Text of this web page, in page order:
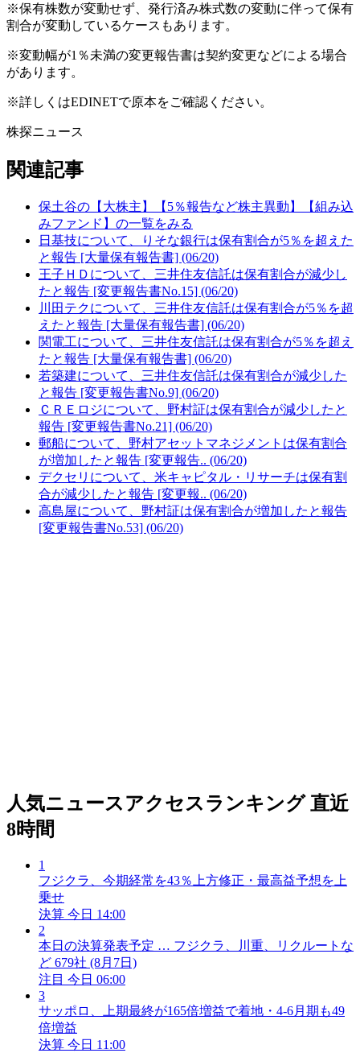
※保有株数が変動せず、発行済み株式数の変動に伴って保有
割合が変動しているケースもあります。
※変動幅が1％未満の変更報告書は契約変更などによる場合
があります。
※詳しくはEDINETで原本をご確認ください。
株探ニュース
関連記事
保土谷の【大株主】【5％報告など株主異動】【組み込
みファンド】の一覧をみる
日基技について、りそな銀行は保有割合が5％を超えた
と報告 [大量保有報告書] (06/20)
王子ＨＤについて、三井住友信託は保有割合が減少し
たと報告 [変更報告書No.15] (06/20)
川田テクについて、三井住友信託は保有割合が5％を超
えたと報告 [大量保有報告書] (06/20)
関電工について、三井住友信託は保有割合が5％を超え
たと報告 [大量保有報告書] (06/20)
若築建について、三井住友信託は保有割合が減少した
と報告 [変更報告書No.9] (06/20)
ＣＲＥロジについて、野村証は保有割合が減少したと
報告 [変更報告書No.21] (06/20)
郵船について、野村アセットマネジメントは保有割合
が増加したと報告 [変更報告.. (06/20)
デクセリについて、米キャピタル・リサーチは保有割
合が減少したと報告 [変更報.. (06/20)
高島屋について、野村証は保有割合が増加したと報告
[変更報告書No.53] (06/20)
人気ニュースアクセスランキング 直近
8時間
1
フジクラ、今期経常を43％上方修正・最高益予想を上
乗せ
決算 今日 14:00
2
本日の決算発表予定 … フジクラ、川重、リクルートな
ど 679社 (8月7日)
注目 今日 06:00
3
サッポロ、上期最終が165倍増益で着地・4-6月期も49
倍増益
決算 今日 11:00